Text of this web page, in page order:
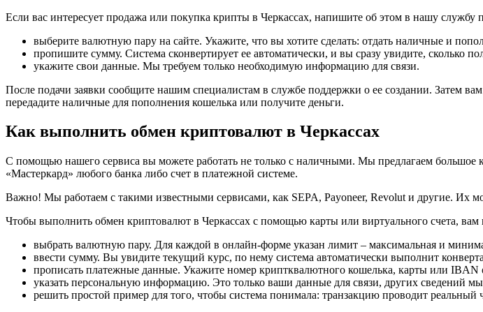
Если вас интересует продажа или покупка крипты в Черкассах, напишите об этом в нашу
выберите валютную пару на сайте. Укажите, что вы хотите сделать: отдать наличные и
пропишите сумму. Система сконвертирует ее автоматически, и вы сразу увидите, сколько
укажите свои данные. Мы требуем только необходимую информацию для связи.
После подачи заявки сообщите нашим специалистам в службе поддержки о ее создании. Затем
передадите наличные для пополнения кошелька или получите деньги.
Как выполнить обмен криптовалют в Черкассах
С помощью нашего сервиса вы можете работать не только с наличными. Мы предлагаем большое
«Мастеркард» любого банка либо счет в платежной системе.
Важно! Мы работаем с такими известными сервисами, как SEPA, Payoneer, Revolut и другие. Их
Чтобы выполнить обмен криптовалют в Черкассах с помощью карты или виртуального счета, вам
выбрать валютную пару. Для каждой в онлайн-форме указан лимит – максимальная и
ввести сумму. Вы увидите текущий курс, по нему система автоматически выполнит
прописать платежные данные. Укажите номер криптквалютного кошелька, карты или
указать персональную информацию. Это только ваши данные для связи, других сведений
решить простой пример для того, чтобы система понимала: транзакцию проводит реальный